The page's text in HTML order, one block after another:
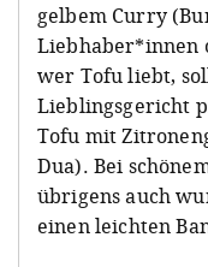
gelbem Curry
Liebhaber*innen
wer Tofu liebt,
Lieblingsgericht
Tofu mit
Dua). Bei
übrigens auch
einen leichten